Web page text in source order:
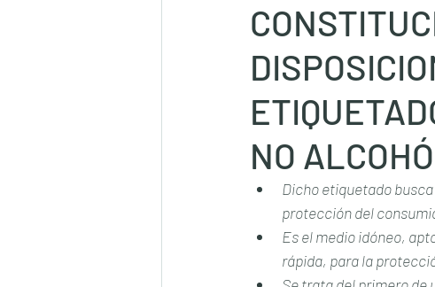
NO
Dicho etiquetado
protección del
Es el medio idóneo,
rápida, para la